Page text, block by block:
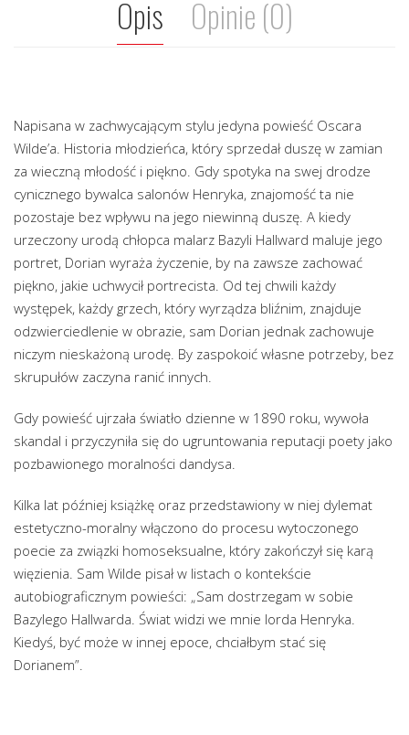
Opis Opinie (0)
Napisana w zachwycającym stylu jedyna powieść Oscara
Wilde’a. Historia młodzieńca, który sprzedał duszę w zamian
za wieczną młodość i piękno. Gdy spotyka na swej drodze
cynicznego bywalca salonów Henryka, znajomość ta nie
pozostaje bez wpływu na jego niewinną duszę. A kiedy
urzeczony urodą chłopca malarz Bazyli Hallward maluje jego
portret, Dorian wyraża życzenie, by na zawsze zachować
piękno, jakie uchwycił portrecista. Od tej chwili każdy
występek, każdy grzech, który wyrządza bliźnim, znajduje
odzwierciedlenie w obrazie, sam Dorian jednak zachowuje
niczym nieskażoną urodę. By zaspokoić własne potrzeby, bez
skrupułów zaczyna ranić innych.
Gdy powieść ujrzała światło dzienne w 1890 roku, wywoła
skandal i przyczyniła się do ugruntowania reputacji poety jako
pozbawionego moralności dandysa.
Kilka lat później książkę oraz przedstawiony w niej dylemat
estetyczno-moralny włączono do procesu wytoczonego
poecie za związki homoseksualne, który zakończył się karą
więzienia. Sam Wilde pisał w listach o kontekście
autobiograficznym powieści: „Sam dostrzegam w sobie
Bazylego Hallwarda. Świat widzi we mnie lorda Henryka.
Kiedyś, być może w innej epoce, chciałbym stać się
Dorianem”.